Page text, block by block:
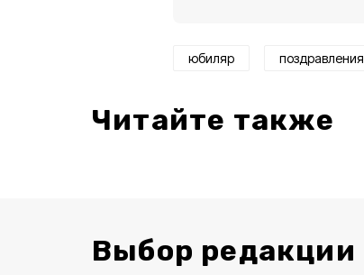
юбиляр поздравления
Читайте также
Выбор редакции